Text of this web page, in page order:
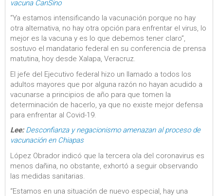
vacuna CanSino
“Ya estamos intensificando la vacunación porque no hay
otra alternativa, no hay otra opción para enfrentar el virus, lo
mejor es la vacuna y es lo que debemos tener claro”,
sostuvo el mandatario federal en su conferencia de prensa
matutina, hoy desde Xalapa, Veracruz.
El jefe del Ejecutivo federal hizo un llamado a todos los
adultos mayores que por alguna razón no hayan acudido a
vacunarse a principios de año para que tomen la
determinación de hacerlo, ya que no existe mejor defensa
para enfrentar al Covid-19.
Lee: Desconfianza y negacionismo amenazan al proceso de
vacunación en Chiapas
López Obrador indicó que la tercera ola del coronavirus es
menos dañina, no obstante, exhortó a seguir observando
las medidas sanitarias.
“Estamos en una situación de nuevo especial, hay una